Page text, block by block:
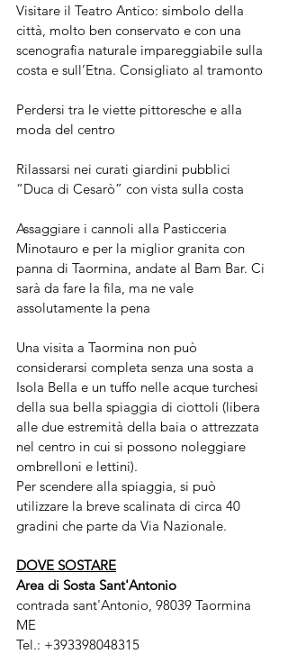
Visitare il Teatro Antico: simbolo della
città, molto ben conservato e con una
scenografia naturale impareggiabile sulla
costa e sull’Etna. Consigliato al tramonto
Perdersi tra le viette pittoresche e alla
moda del centro
Rilassarsi nei curati giardini pubblici
“Duca di Cesarò” con vista sulla costa
Assaggiare i cannoli alla Pasticceria
Minotauro e per la miglior granita con
panna di Taormina, andate al Bam Bar. Ci
sarà da fare la fila, ma ne vale
assolutamente la pena
Una visita a Taormina non può
considerarsi completa senza una sosta a
Isola Bella e un tuffo nelle acque turchesi
della sua bella spiaggia di ciottoli (libera
alle due estremità della baia o attrezzata
nel centro in cui si possono noleggiare
ombrelloni e lettini).
Per scendere alla spiaggia, si può
utilizzare la breve scalinata di circa 40
gradini che parte da Via Nazionale.
DOVE SOSTARE
Area di Sosta Sant'Antonio
contrada sant'Antonio, 98039 Taormina
ME
Tel.: +393398048315